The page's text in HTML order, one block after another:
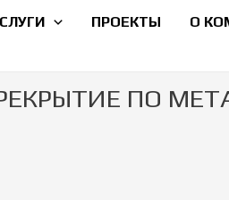
ПРОЕКТЫ О
ПО